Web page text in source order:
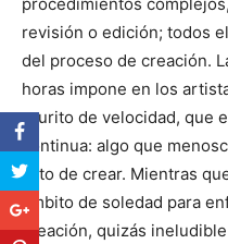
revisión o edición; todos
del proceso de creación.
horas impone en los
prurito de velocidad, que
continua: algo que
acto de crear. Mientras
ámbito de soledad para
creación, quizás